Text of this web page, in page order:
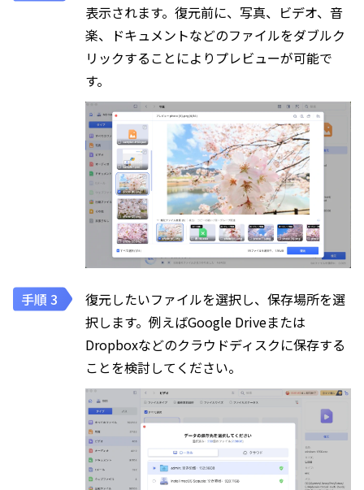
表示されます。復元前に、写真、ビデオ、音
楽、ドキュメントなどのファイルをダブルク
リックすることによりプレビューが可能で
す。
復元したいファイルを選択し、保存場所を選
択します。例えばGoogle Driveまたは
Dropboxなどのクラウドディスクに保存する
ことを検討してください。